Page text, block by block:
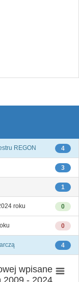
4
REGON
3
1
0
roku
0
4
wpisane
2009 - 2024